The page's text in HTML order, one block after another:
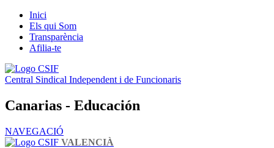
Inici
Els qui Som
Transparència
Afilia-te
Central Sindical Independent i de Funcionaris
Canarias - Educación
NAVEGACIÓ
VALENCIÀ